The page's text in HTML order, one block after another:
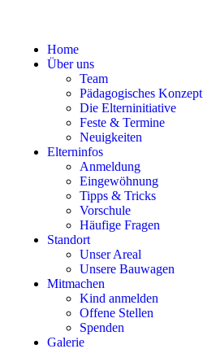
Home
Über uns
Team
Pädagogisches Konzept
Die Elterninitiative
Feste & Termine
Neuigkeiten
Elterninfos
Anmeldung
Eingewöhnung
Tipps & Tricks
Vorschule
Häufige Fragen
Standort
Unser Areal
Unsere Bauwagen
Mitmachen
Kind anmelden
Offene Stellen
Spenden
Galerie